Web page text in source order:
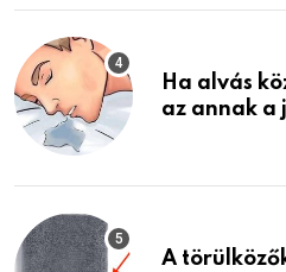
életemet
Ha alvás
az annak a
A